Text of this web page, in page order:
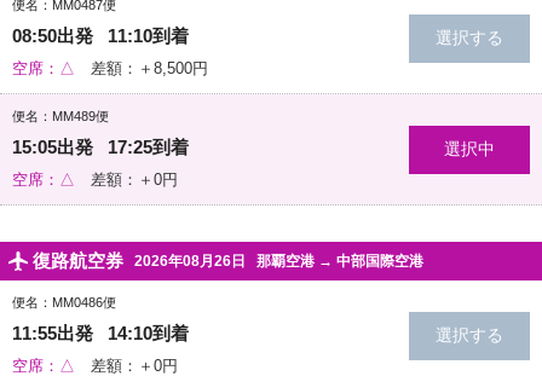
便名：MM0487便
08:50出発 11:10到着
空席：△ 差額：＋8,500円
便名：MM489便
15:05出発 17:25到着
空席：△ 差額：＋0円
復路航空券 2026年08月26日 那覇空港 → 中部国際空港
便名：MM0486便
11:55出発 14:10到着
空席：△ 差額：＋0円